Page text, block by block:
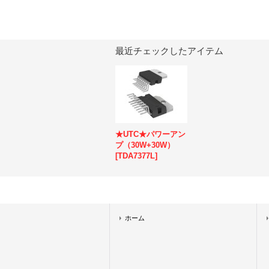
最近チェックしたアイテム
★UTC★パワーアン
プ（30W+30W）
[TDA7377L]
ホーム